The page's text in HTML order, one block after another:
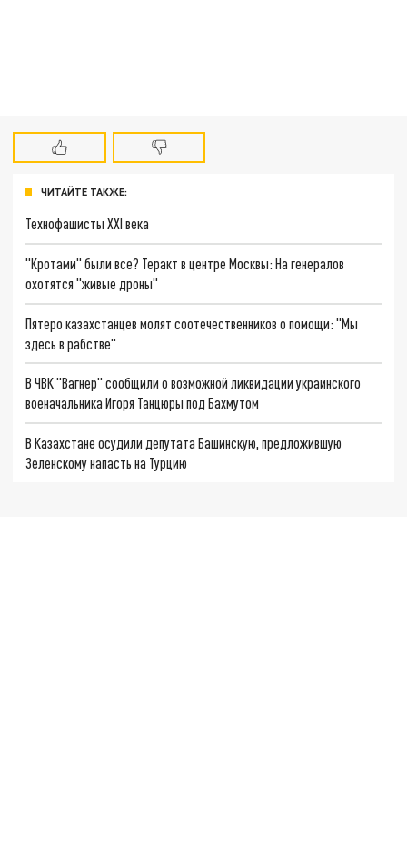
ЧИТАЙТЕ ТАКЖЕ:
Технофашисты XXI века
"Кротами" были все? Теракт в центре Москвы: На генералов
охотятся "живые дроны"
Пятеро казахстанцев молят соотечественников о помощи: "Мы
здесь в рабстве"
В ЧВК "Вагнер" сообщили о возможной ликвидации украинского
военачальника Игоря Танцюры под Бахмутом
В Казахстане осудили депутата Башинскую, предложившую
Зеленскому напасть на Турцию